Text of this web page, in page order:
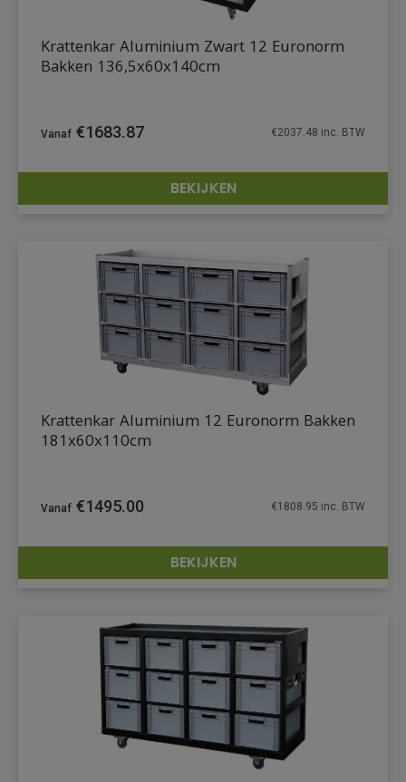
DETAILS
Krattenkar Aluminium Zwart 12 Euronorm
Bakken 136,5x60x140cm
€1683.87 €2037.48 inc. BTW
BEKIJKEN
DETAILS
Krattenkar Aluminium 12 Euronorm Bakken
181x60x110cm
€1495.00 €1808.95 inc. BTW
BEKIJKEN